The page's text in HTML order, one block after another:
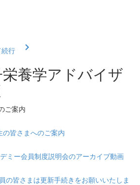
行
養学アドバイザ
ご案内
の皆さまへのご案内
ミー会員制度説明会のアーカイブ動画
の皆さまは更新手続きをお願いいたしま